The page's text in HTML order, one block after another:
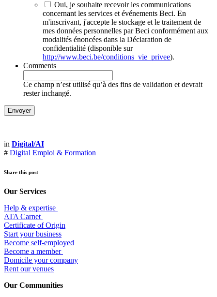
Oui, je souhaite recevoir les communications
concernant les services et événements Beci. En
m'inscrivant, j'accepte le stockage et le traitement de
mes données personnelles par Beci conformément aux
modalités énoncées dans la Déclaration de
confidentialité (disponible sur
http://www.beci.be/conditions_vie_privee).
Comments
Ce champ n’est utilisé qu’à des fins de validation et devrait
rester inchangé.
in Digital/AI
# Digital Emploi & Formation
Share this post
Our Services
Help & expertise
​ATA Carnet
Certificate of Origin
Start your business
Become self-employed
Become a member
​Domicile your company
Rent our venues
Our Communities